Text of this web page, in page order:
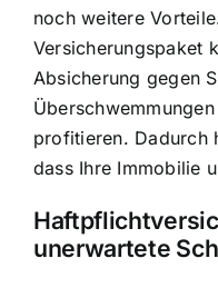
noch weitere
Versicherungspaket
Absicherung gegen
profitieren. Dadurch
dass Ihre Immobilie
unerwartete